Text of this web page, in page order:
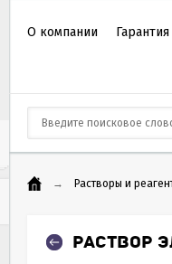
О компании Гарантия
→ Растворы и
РАСТВОР